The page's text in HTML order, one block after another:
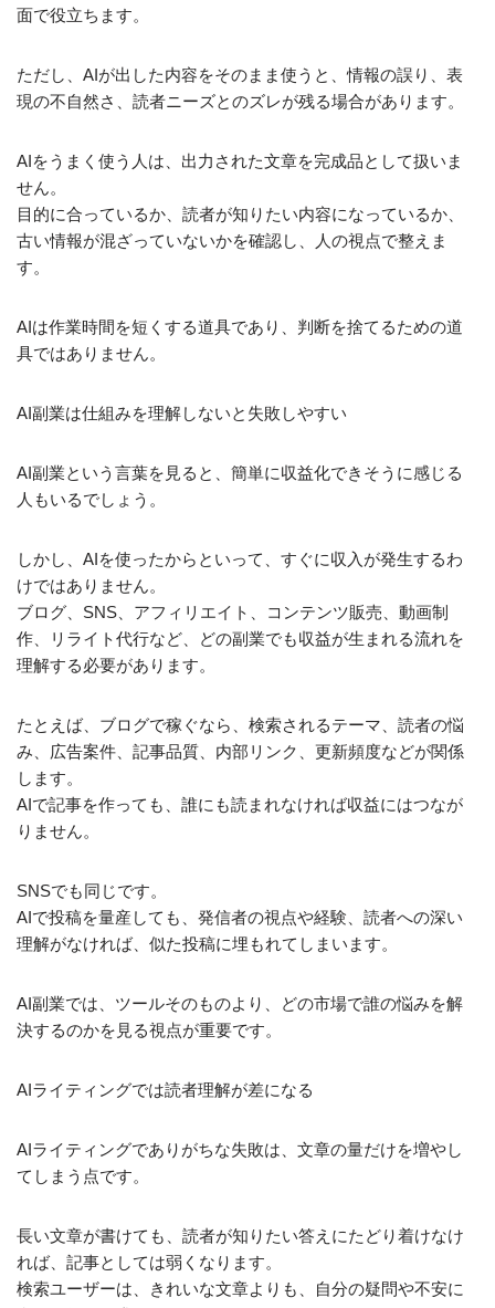
面で役立ちます。
ただし、AIが出した内容をそのまま使うと、情報の誤り、表
現の不自然さ、読者ニーズとのズレが残る場合があります。
AIをうまく使う人は、出力された文章を完成品として扱いま
せん。
目的に合っているか、読者が知りたい内容になっているか、
古い情報が混ざっていないかを確認し、人の視点で整えま
す。
AIは作業時間を短くする道具であり、判断を捨てるための道
具ではありません。
AI副業は仕組みを理解しないと失敗しやすい
AI副業という言葉を見ると、簡単に収益化できそうに感じる
人もいるでしょう。
しかし、AIを使ったからといって、すぐに収入が発生するわ
けではありません。
ブログ、SNS、アフィリエイト、コンテンツ販売、動画制
作、リライト代行など、どの副業でも収益が生まれる流れを
理解する必要があります。
たとえば、ブログで稼ぐなら、検索されるテーマ、読者の悩
み、広告案件、記事品質、内部リンク、更新頻度などが関係
します。
AIで記事を作っても、誰にも読まれなければ収益にはつなが
りません。
SNSでも同じです。
AIで投稿を量産しても、発信者の視点や経験、読者への深い
理解がなければ、似た投稿に埋もれてしまいます。
AI副業では、ツールそのものより、どの市場で誰の悩みを解
決するのかを見る視点が重要です。
AIライティングでは読者理解が差になる
AIライティングでありがちな失敗は、文章の量だけを増やし
てしまう点です。
長い文章が書けても、読者が知りたい答えにたどり着けなけ
れば、記事としては弱くなります。
検索ユーザーは、きれいな文章よりも、自分の疑問や不安に